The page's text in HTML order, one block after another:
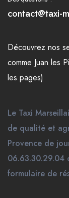
contact@taxi-
Découvrez nos
comme Juan les
les pages)
Le Taxi
de qualité et
Provence de
06.63.30.29.04
formulaire de